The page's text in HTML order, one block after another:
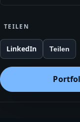
TEILEN
LinkedIn Teilen